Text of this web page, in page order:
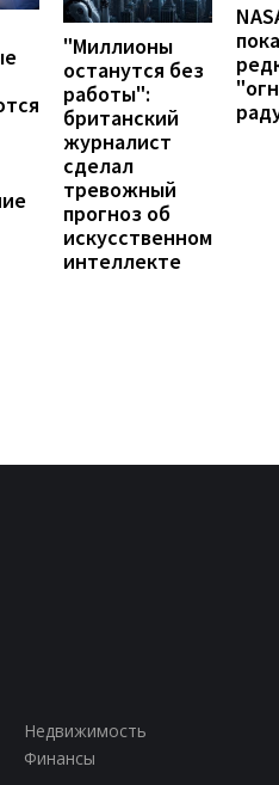
"Миллионы
останутся без
работы":
британский
журналист
сделал
тревожный
прогноз об
искусственном
интеллекте
Недвижимость
Финансы